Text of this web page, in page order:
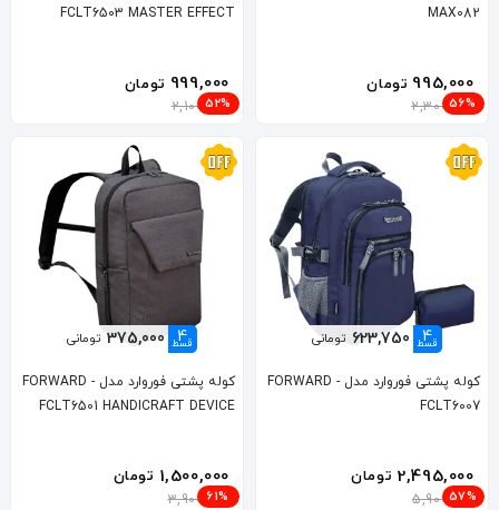
MAX082
995,000 تومان
2,300,000
56%
FCLT6503 MASTER EFFECT
999,000 تومان
2,100,000
52%
4
قسط 623,750 تومانی
کوله پشتی فوروارد مدل FORWARD -
FCLT6007
2,495,000 تومان
5,900,000
57%
4
قسط 375,000 تومانی
کوله پشتی فوروارد مدل FORWARD -
FCLT6501 HANDICRAFT DEVICE
1,500,000 تومان
3,900,000
61%